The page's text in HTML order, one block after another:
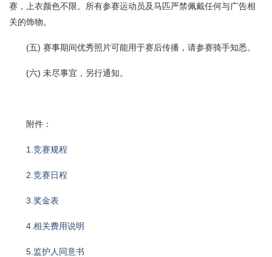
赛，上衣颜色不限。所有参赛运动员及马匹严禁佩戴任何与广告相
关的饰物。
(五) 赛事期间优秀照片可能用于赛后传播，请参赛骑手知悉。
(六) 未尽事宜，另行通知。
附件：
1.竞赛规程
2.竞赛日程
3.奖金表
4.相关费用说明
5.监护人同意书